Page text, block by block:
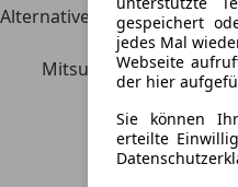
gespeichert
jedes Mal
Webseite
der hier
Sie können
erteilte
und nunmehr
Mitsubishi Lancer